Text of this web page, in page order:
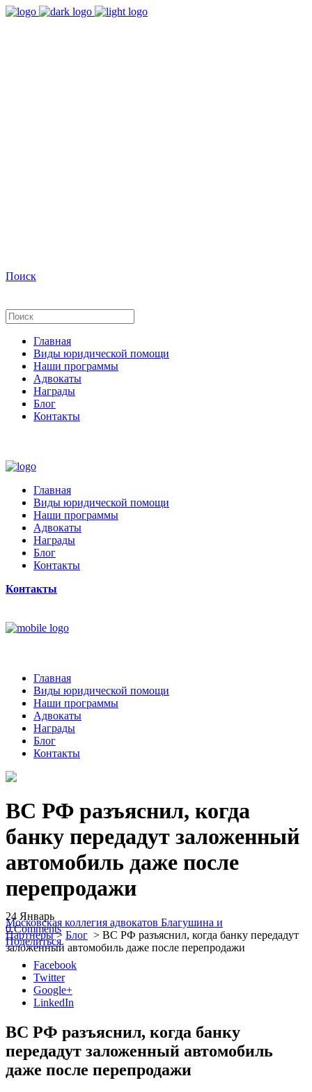
Поиск
Главная
Виды юридической помощи
Наши программы
Адвокаты
Награды
Блог
Контакты
Главная
Виды юридической помощи
Наши программы
Адвокаты
Награды
Блог
Контакты
Контакты
Главная
Виды юридической помощи
Наши программы
Адвокаты
Награды
Блог
Контакты
ВС РФ разъяснил, когда
банку передадут заложенный
автомобиль даже после
перепродажи
Московская коллегия адвокатов Благушина и
Партнеры> Блог > ВС РФ разъяснил, когда банку передадут
заложенный автомобиль даже после перепродажи
24 Январь
0 Comments
Поделиться
Facebook
Twitter
Google+
LinkedIn
ВС РФ разъяснил, когда банку
передадут заложенный автомобиль
даже после перепродажи